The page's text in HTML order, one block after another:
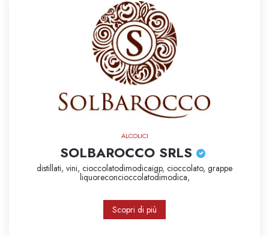
ALCOLICI
SOLBAROCCO SRLS
distillati, vini, cioccolatodimodicaigp, cioccolato, grappe
liquoreconcioccolatodimodica,
Scopri di più